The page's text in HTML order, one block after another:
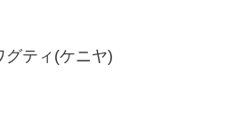
ティ(ケニヤ)